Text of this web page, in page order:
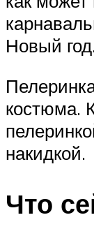
Новый
костюма.
накидкой.
Что